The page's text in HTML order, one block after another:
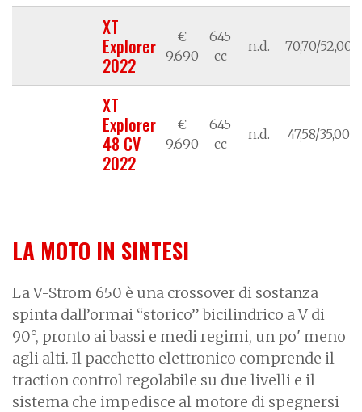
XT
Explorer
2022
€
9.690
645
cc
n.d. 70,70/52,00
XT
Explorer
48 CV
2022
€
9.690
645
cc
n.d. 47,58/35,00
LA MOTO IN SINTESI
La V-Strom 650 è una crossover di sostanza
spinta dall’ormai “storico” bicilindrico a V di
90°, pronto ai bassi e medi regimi, un po' meno
agli alti. Il pacchetto elettronico comprende il
traction control regolabile su due livelli e il
sistema che impedisce al motore di spegnersi